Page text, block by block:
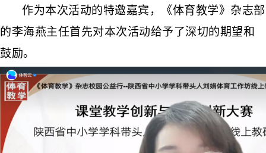
作为本次活动的特邀嘉宾，《体育教学》杂志部
的李海燕主任首先对本次活动给予了深切的期望和
鼓励。